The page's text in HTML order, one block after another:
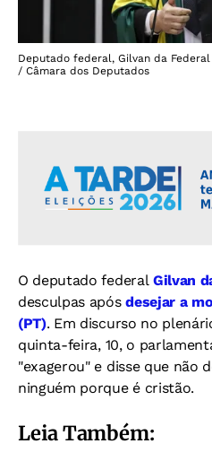
Deputado federal, Gilvan da
/ Câmara dos Deputados
O deputado federal Gilvan
desculpas apósdesejar a
(PT). Em discurso no
quinta-feira, 10, o
"exagerou" e disse que não
ninguém porque é cristão.
Leia Também: